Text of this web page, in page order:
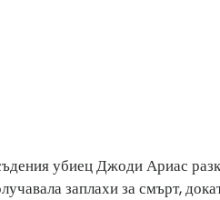
убиец Джоди Ариас
заплахи за смърт,